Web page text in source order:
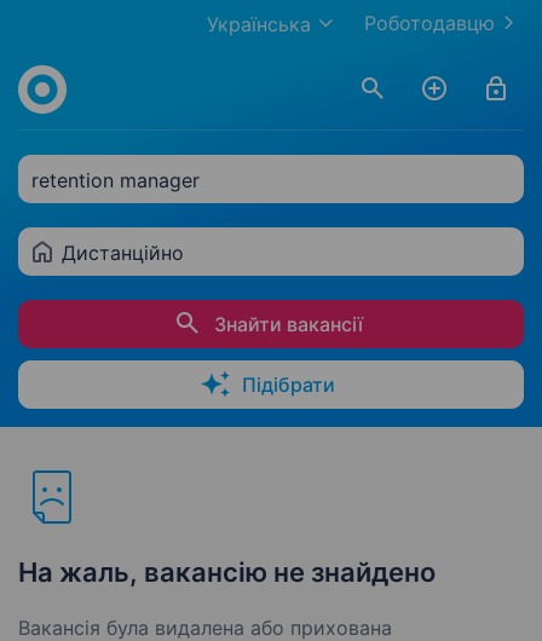
Роботодавцю
Українська
retention manager
Дистанційно
Знайти вакансії
Підібрати
На жаль, вакансію не знайдено
Вакансія була видалена або прихована